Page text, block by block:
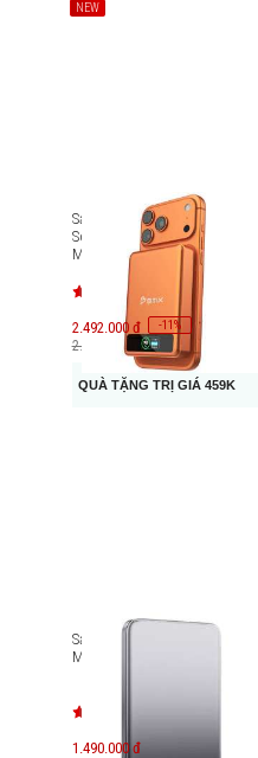
NEW
Sạc dự phòng thể rắn BMX
SolidSafe 10000mAh Qi2
MagSafe B939-10
2.492.000 đ -11%
2.800.000 đ
QUÀ TẶNG TRỊ GIÁ 459K
Sạc dự phòng không dây
M7 10000mAh
1.490.000 đ